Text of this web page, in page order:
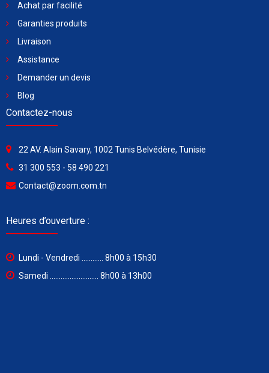
Achat par facilité
Garanties produits
Livraison
Assistance
Demander un devis
Blog
Contactez-nous
22 AV. Alain Savary, 1002 Tunis Belvédère, Tunisie
31 300 553 - 58 490 221
Contact@zoom.com.tn
Heures d’ouverture :
Lundi - Vendredi ............ 8h00 à 15h30
Samedi ........................... 8h00 à 13h00